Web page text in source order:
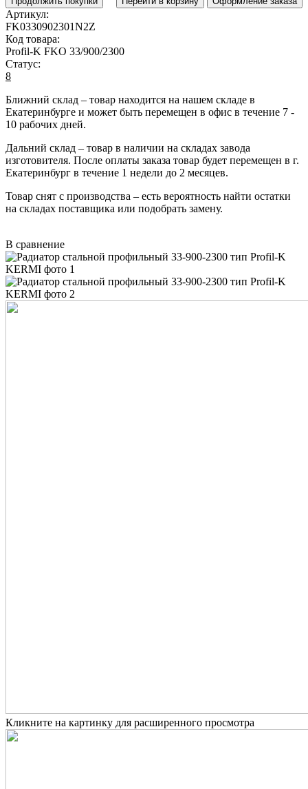
Артикул:
FK0330902301N2Z
Код товара:
Profil-K FKO 33/900/2300
Статус:
8
Ближний склад – товар находится на нашем складе в
Екатеринбурге и может быть перемещен в офис в течение 7 -
10 рабочих дней.
Дальний склад – товар в наличии на складах завода
изготовителя. После оплаты заказа товар будет перемещен в г.
Екатеринбург в течение 1 недели до 2 месяцев.
Товар снят с производства – есть вероятность найти остатки
на складах поставщика или подобрать замену.
В сравнение
Кликните на картинку для расширенного просмотра